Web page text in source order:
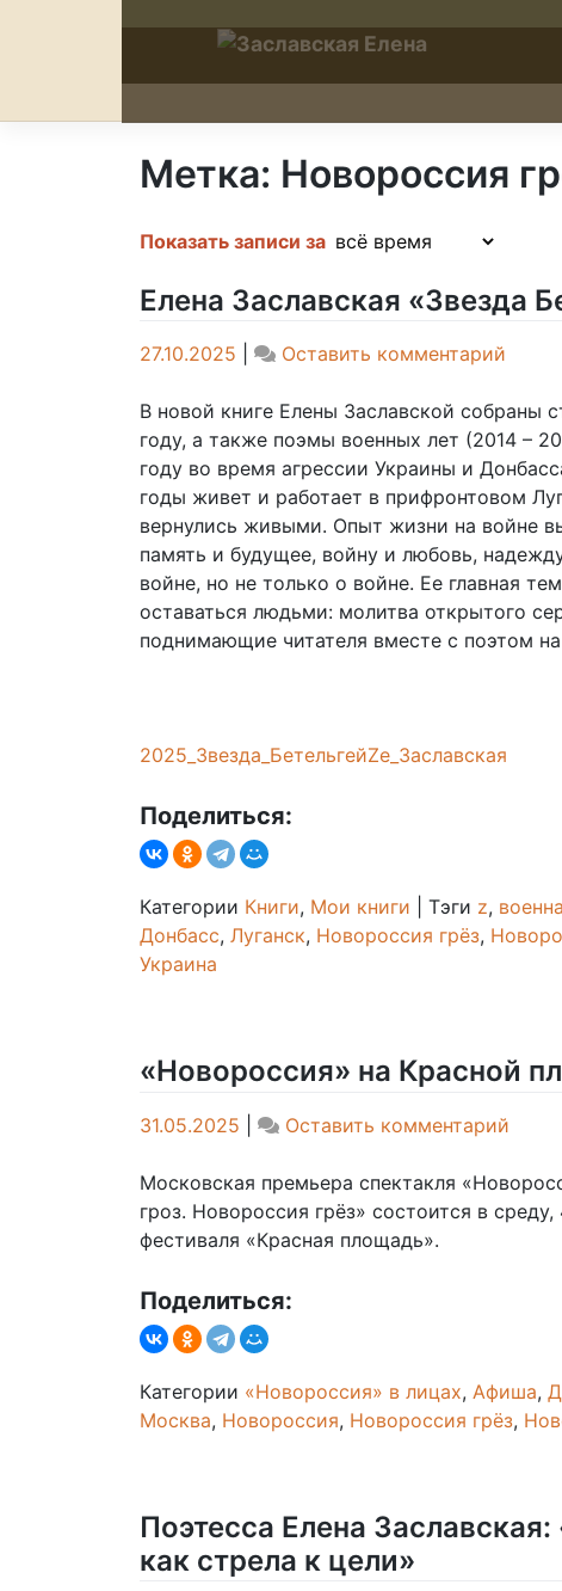
Метка: Новороссия
Показать записи за
Елена Заславская «Звезда
27.10.2025 Оставить комментарий
В новой книге Елены Заславской собраны
году, а также поэмы военных лет (2014 –
году во время агрессии Украины и
годы живет и работает в прифронтовом
вернулись живыми. Опыт жизни на войне
память и будущее, войну и любовь,
войне, но не только о войне. Ее главная
оставаться людьми: молитва открытого
поднимающие читателя вместе с поэтом
2025_Звезда_БетельгейZе_Заславская
Поделиться:
Категории Книги, Мои книги Тэги z,
Донбасс, Луганск, Новороссия грёз,
Украина
«Новороссия» на Красной
31.05.2025 Оставить комментарий
на
Московская премьера спектакля
гроз. Новороссия грёз» состоится в
фестиваля «Красная площадь».
Поделиться:
Категории «Новороссия» в лицах, Афиша,
Москва, Новороссия, Новороссия грёз,
Поэтесса Елена
как стрела к цели»